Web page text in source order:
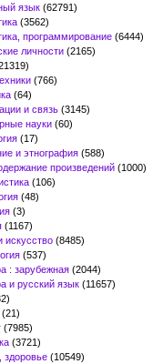
язык (62791)
(3562)
программирование (6444)
личности (2165)
(766)
(64)
и связь (3145)
науки (60)
(17)
и этнография (588)
произведений (1000)
(106)
(48)
(3)
(1167)
искусство (8485)
(537)
: зарубежная (2044)
и русский язык (11657)
(21)
(7985)
(3721)
здоровье (10549)